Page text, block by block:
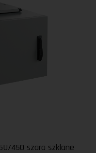
450 szara szklane